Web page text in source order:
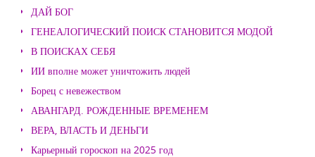
ДАЙ БОГ
ГЕНЕАЛОГИЧЕСКИЙ ПОИСК СТАНОВИТСЯ МОДОЙ
В ПОИСКАХ СЕБЯ
ИИ вполне может уничтожить людей
Борец с невежеством
АВАНГАРД. РОЖДЕННЫЕ ВРЕМЕНЕМ
ВЕРА, ВЛАСТЬ И ДЕНЬГИ
Карьерный гороскоп на 2025 год